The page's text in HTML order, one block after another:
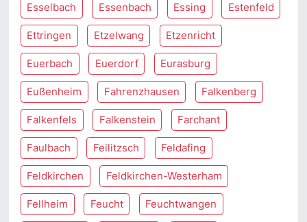
Esselbach Essenbach Essing Estenfeld
Ettringen Etzelwang Etzenricht
Euerbach Euerdorf Eurasburg
Eußenheim Fahrenzhausen Falkenberg
Falkenfels Falkenstein Farchant
Faulbach Feilitzsch Feldafing
Feldkirchen Feldkirchen-Westerham
Fellheim Feucht Feuchtwangen